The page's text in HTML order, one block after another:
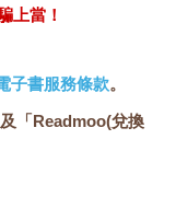
上當！
子書服務條款。
「Readmoo(兌換